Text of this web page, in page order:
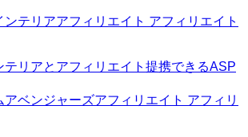
アフィリエイト
テリアとアフィリエイト提携できるASP
アフィリ